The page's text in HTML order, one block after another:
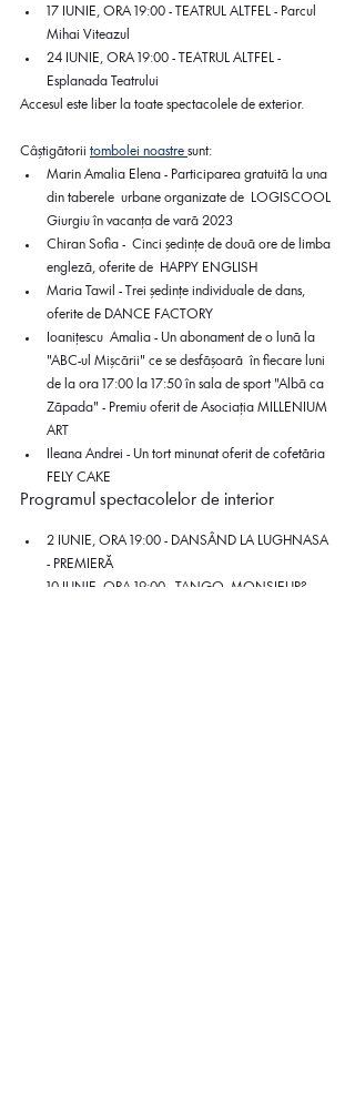
17 IUNIE, ORA 19:00 - TEATRUL ALTFEL - Parcul
Mihai Viteazul
24 IUNIE, ORA 19:00 - TEATRUL ALTFEL -
Esplanada Teatrului
Accesul este liber la toate spectacolele de exterior.
Câștigătorii tombolei noastre sunt:
Marin Amalia Elena - Participarea gratuită la una
din taberele  urbane organizate de  LOGISCOOL
Giurgiu în vacanța de vară 2023
Chiran Sofia -  Cinci ședințe de două ore de limba
engleză, oferite de  HAPPY ENGLISH
Maria Tawil - Trei ședințe individuale de dans,
oferite de DANCE FACTORY
Ioanițescu  Amalia - Un abonament de o lună la
"ABC-ul Mișcării" ce se desfășoară  în fiecare luni
de la ora 17:00 la 17:50 în sala de sport "Albă ca
Zăpada" - Premiu oferit de Asociația MILLENIUM
ART
Ileana Andrei - Un tort minunat oferit de cofetăria
FELY CAKE
Programul spectacolelor de interior
2 IUNIE, ORA 19:00 - DANSÂND LA LUGHNASA
- PREMIERĂ
10 IUNIE, ORA 19:00 - TANGO, MONSIEUR?